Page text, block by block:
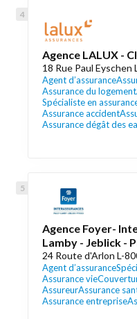
Agence LALUX -
18 Rue Paul Eyschen
Agent d’assurance
Assurance du logement
Spécialiste en
Assurance accident
Assurance dégât des
Agence Foyer-
Lamby - Jeblick -
24 Route d'Arlon L-
Agent d’assurance
Assurance vie
AssureurAssurance
Assurance entreprise